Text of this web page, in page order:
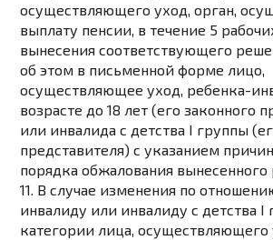
осуществляющего уход, орган,
выплату пенсии, в течение 5
вынесения соответствующего
об этом в письменной форме лицо,
осуществляющее уход, ребенка-
возрасте до 18 лет (его законного
или инвалида с детства I группы
представителя) с указанием
порядка обжалования вынесенного
11. В случае изменения по
инвалиду или инвалиду с детства I
категории лица, осуществляющего